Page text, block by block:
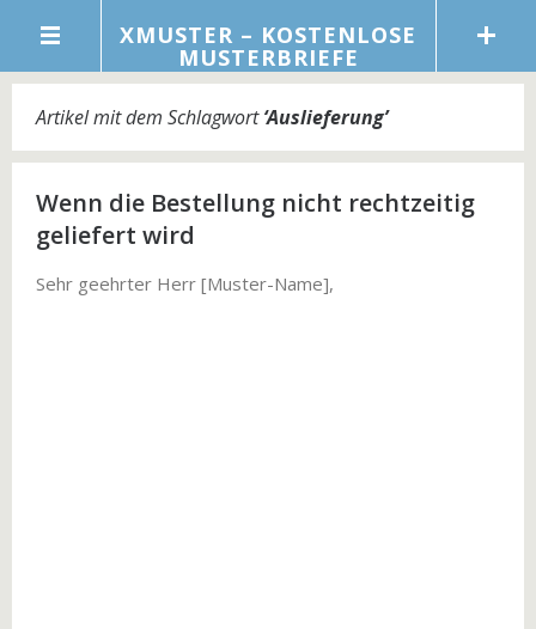
XMUSTER – KOSTENLOSE
MUSTERBRIEFE
Artikel mit dem Schlagwort‘Auslieferung’
Wenn die Bestellung nicht rechtzeitig
geliefert wird
Sehr geehrter Herr [Muster-Name],